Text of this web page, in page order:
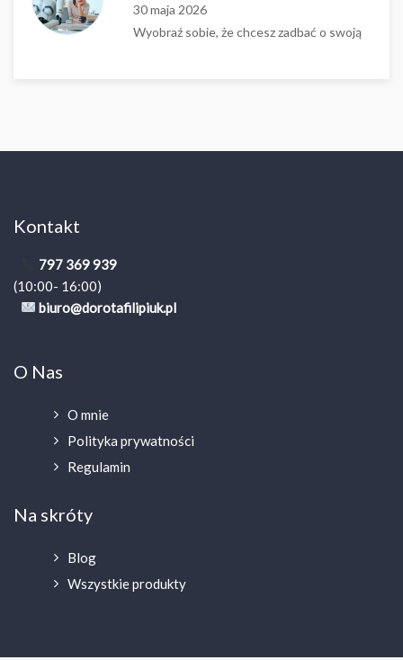
30 maja 2026
Wyobraź sobie, że chcesz zadbać o swoją
Kontakt
797 369 939
(10:00- 16:00)
biuro@dorotafilipiuk.pl
O Nas
O mnie
Polityka prywatności
Regulamin
Na skróty
Blog
Wszystkie produkty